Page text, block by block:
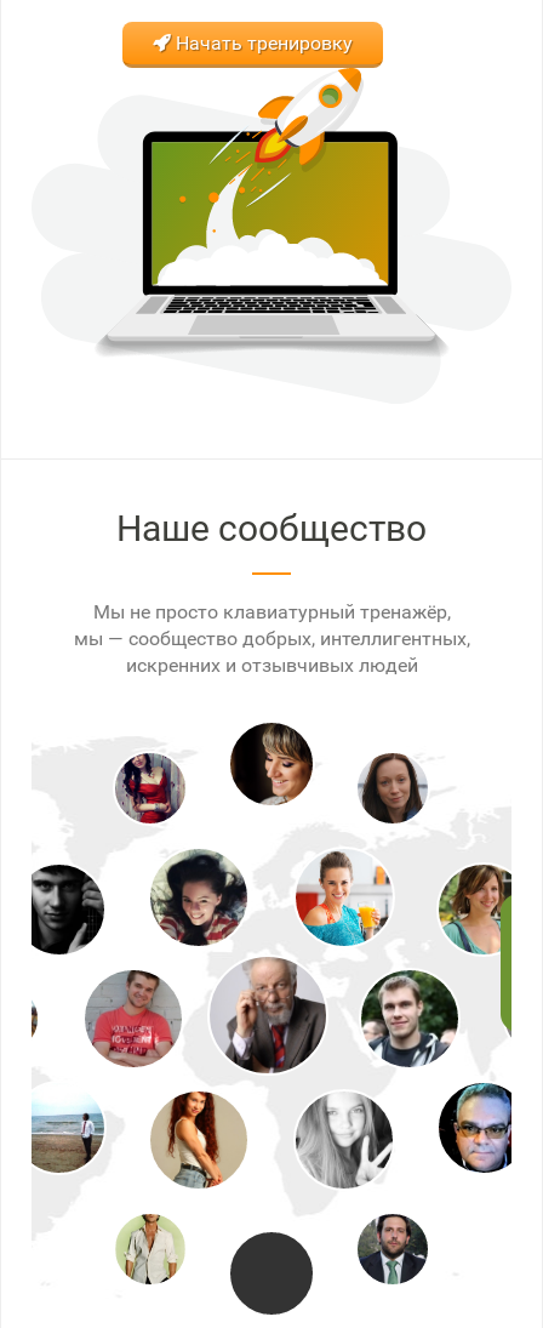
Начать тренировку
Наше сообщество
Мы не просто клавиатурный тренажёр,
мы — сообщество добрых, интеллигентных,
искренних и отзывчивых людей